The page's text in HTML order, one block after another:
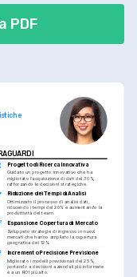
PDF
Progetto di Ricerca Innovativa
Guidato un progetto innovativo che ha
migliorato l'acquisizione di dati del 30%,
rafforzando le decisioni strategiche.
Riduzione dei Tempi di Analisi
Ottimizzato il processo di analisi dati,
riducendo i tempi del 20% e aumentando la
produttività del team.
Espansione Copertura di Mercato
Sviluppato strategie di ingresso in nuovi
mercati che hanno ampliato la copertura
geografica del 12%.
Incremento Precisione Previsione
Migliorato i modelli previsionali del 25%,
portando a decisioni aziendali più informate
e a un ROI più alto.